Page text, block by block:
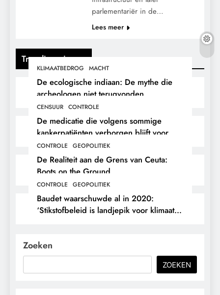
Trending nieuws
KLIMAATBEDROG MACHT
De ecologische indiaan: De mythe die
archeologen niet terugvonden.
CENSUUR CONTROLE
De medicatie die volgens sommige
kankerpatiënten verborgen blijft voor
hun eigen arts.
CONTROLE GEOPOLITIEK
De Realiteit aan de Grens van Ceuta:
Boots on the Ground.
CONTROLE GEOPOLITIEK
Baudet waarschuwde al in 2020:
‘Stikstofbeleid is landjepik voor klimaat
parlementariër in de…
Lees meer
Zoeken
ZOEKEN